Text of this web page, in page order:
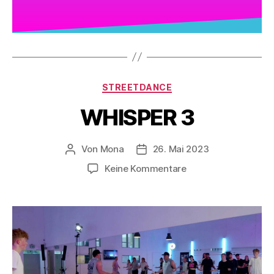
STREETDANCE
WHISPER 3
Von Mona
26. Mai 2023
Keine Kommentare